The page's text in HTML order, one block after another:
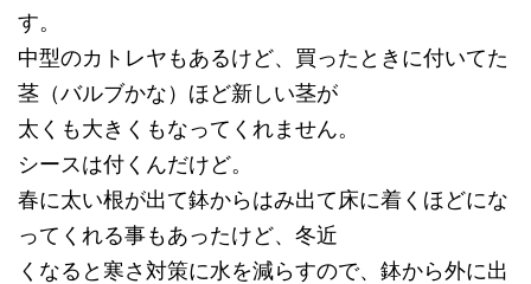
す。
中型のカトレヤもあるけど、買ったときに付いてた
茎（バルブかな）ほど新しい茎が
太くも大きくもなってくれません。
シースは付くんだけど。
春に太い根が出て鉢からはみ出て床に着くほどにな
ってくれる事もあったけど、冬近
くなると寒さ対策に水を減らすので、鉢から外に出